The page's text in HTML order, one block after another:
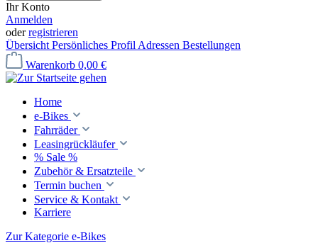
Ihr Konto
Anmelden
oderregistrieren
Übersicht Persönliches Profil Adressen Bestellungen
Warenkorb 0,00 €
Home
e-Bikes
Fahrräder
Leasingrückläufer
% Sale %
Zubehör & Ersatzteile
Termin buchen
Service & Kontakt
Karriere
Zur Kategorie e-Bikes